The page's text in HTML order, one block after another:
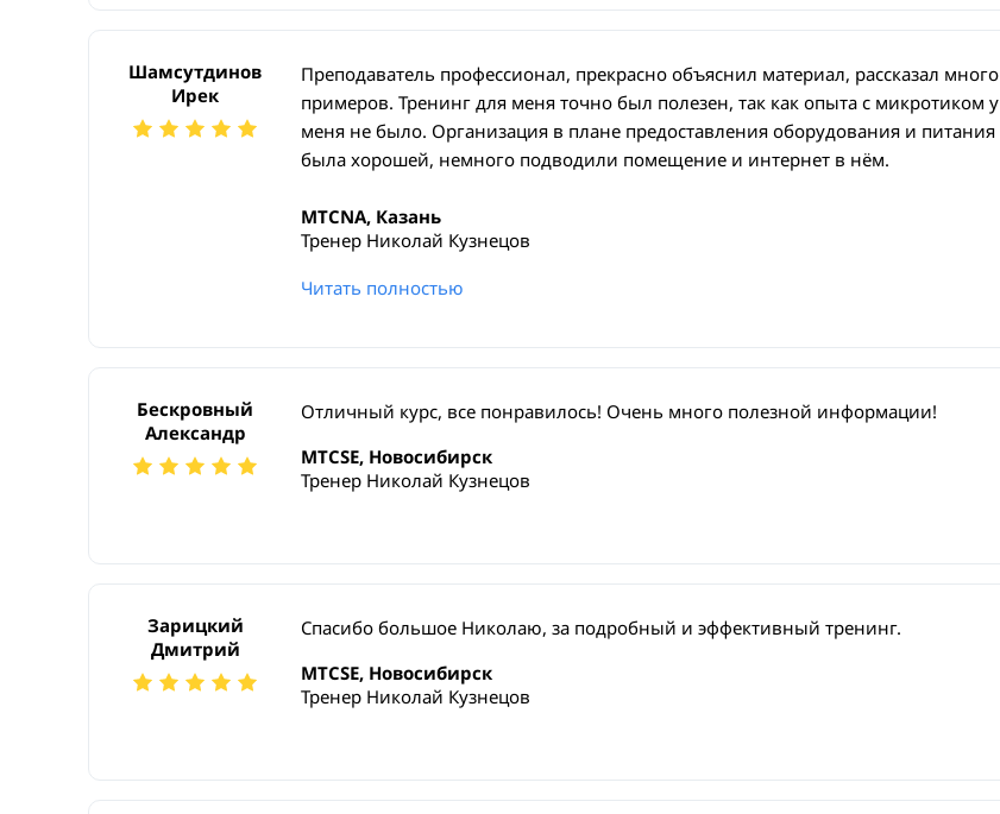
Шамсутдинов
Ирек
Преподаватель профессионал, прекрасно объяснил материал, рассказал много
примеров. Тренинг для меня точно был полезен, так как опыта с микротиком у
меня не было. Организация в плане предоставления оборудования и питания
была хорошей, немного подводили помещение и интернет в нём.
MTCNA, Казань
Тренер Николай Кузнецов
Читать полностью
Бескровный
Александр
Отличный курс, все понравилось! Очень много полезной информации!
MTCSE, Новосибирск
Тренер Николай Кузнецов
Зарицкий
Дмитрий
Спасибо большое Николаю, за подробный и эффективный тренинг.
MTCSE, Новосибирск
Тренер Николай Кузнецов